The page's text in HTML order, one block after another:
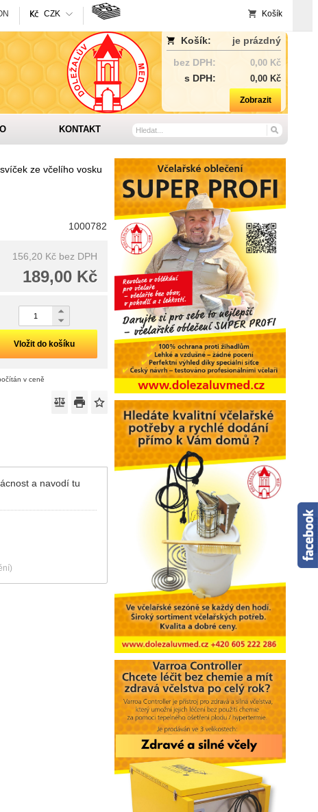
CZK Košík
Košík:
je prázdný
bez DPH:
0,00 Kč
s DPH: 0,00 Kč
Zobrazit
KONTAKT
ze včelího vosku
1000782
156,20 Kč bez DPH
189,00 Kč
Vložit do košíku
v ceně
a navodí tu